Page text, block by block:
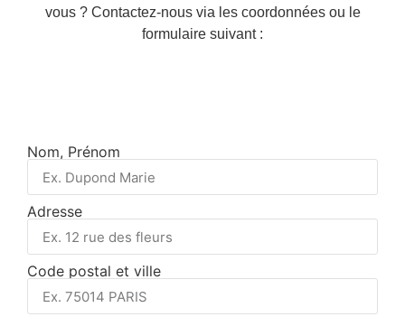
vous ? Contactez-nous via les coordonnées ou le
formulaire suivant :
Nom, Prénom
Adresse
Code postal et ville